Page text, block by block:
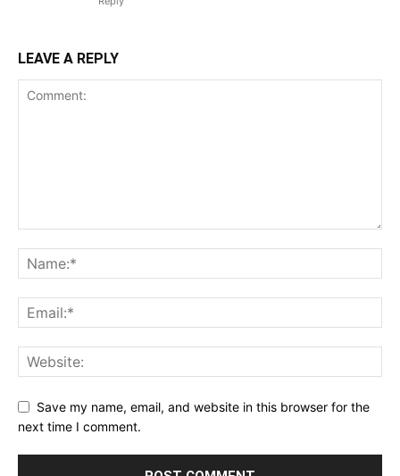
LEAVE A REPLY
Save my name, email, and website in this browser for the
next time I comment.